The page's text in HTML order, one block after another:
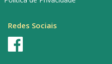
Redes Sociais